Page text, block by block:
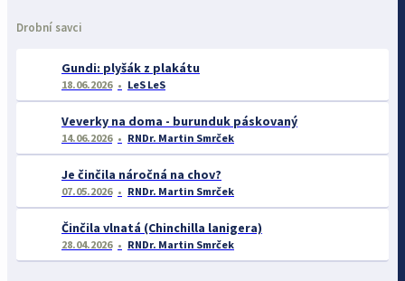
Drobní savci
Gundi: plyšák z plakátu
18.06.2026 LeS LeS
Veverky na doma - burunduk páskovaný
14.06.2026 RNDr. Martin Smrček
Je činčila náročná na chov?
07.05.2026 RNDr. Martin Smrček
Činčila vlnatá (Chinchilla lanigera)
28.04.2026 RNDr. Martin Smrček